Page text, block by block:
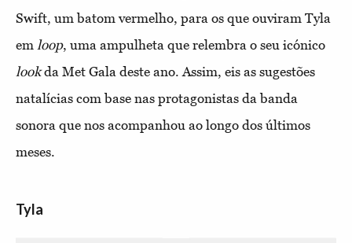
Swift, um batom vermelho, para os que ouviram Tyla
em loop, uma ampulheta que relembra o seu icónico
lookda Met Gala deste ano. Assim, eis as sugestões
natalícias com base nas protagonistas da banda
sonora que nos acompanhou ao longo dos últimos
meses.
Tyla